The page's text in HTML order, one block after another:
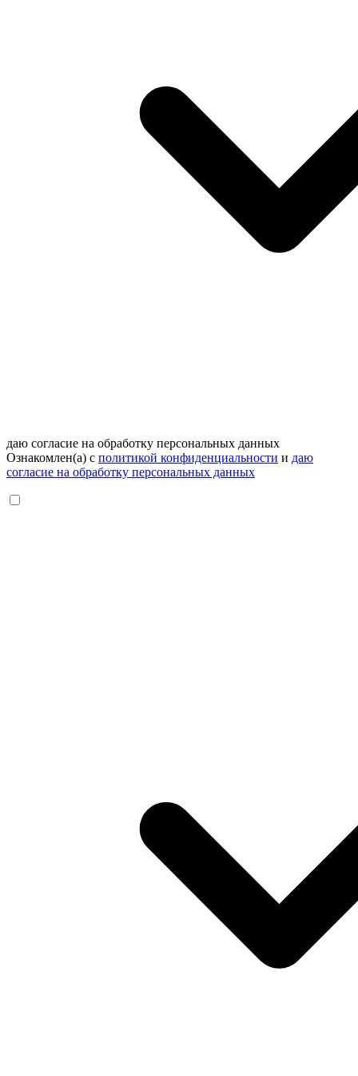
даю согласие на обработку персональных данных
Ознакомлен(а) с политикой конфиденциальности и даю
согласие на обработку персональных данных